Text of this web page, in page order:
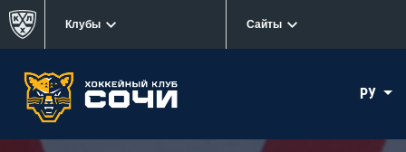
Клубы Сайты
РУ